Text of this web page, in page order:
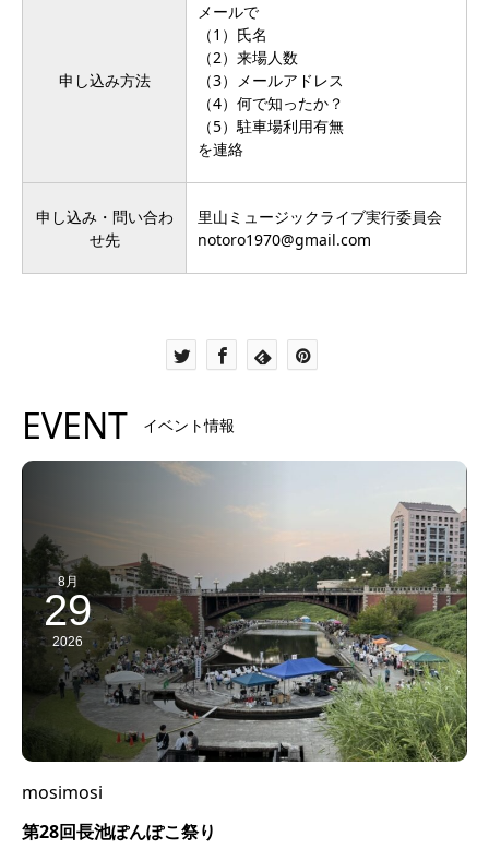
申し込み方法
メールで
（1）氏名
（2）来場人数
（3）メールアドレス
（4）何で知ったか？
（5）駐車場利用有無
を連絡
申し込み・問い合わ
せ先
里山ミュージックライブ実行委員会
notoro1970@gmail.com
EVENT イベント情報
8月
29
2026
mosimosi
第28回長池ぽんぽこ祭り